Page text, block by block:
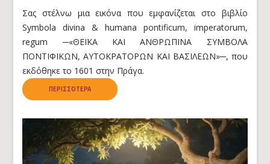
Σας στέλνω μια εικόνα που εμφανίζεται στο βιβλίο
Symbola divina & humana pontificum, imperatorum,
regum ─«ΘΕΪΚΑ ΚΑΙ ΑΝΘΡΩΠΙΝΑ ΣΥΜΒΟΛΑ
ΠΟΝΤΙΦΙΚΩΝ, ΑΥΤΟΚΡΑΤΟΡΩΝ ΚΑΙ ΒΑΣΙΛΕΩΝ»─, που
εκδόθηκε το 1601 στην Πράγα.
ΠΕΡΙΣΣΌΤΕΡΑ